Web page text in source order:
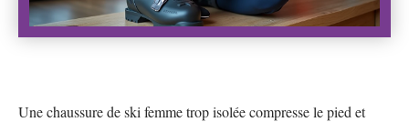
Une chaussure de ski femme trop isolée compresse le pied et